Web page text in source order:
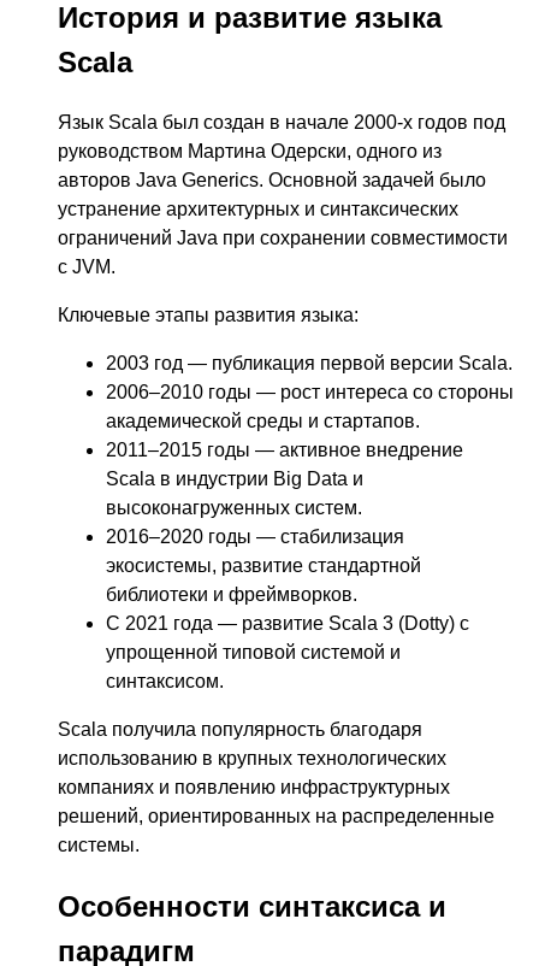
История и развитие языка
Scala
Язык Scala был создан в начале 2000-х годов под
руководством Мартина Одерски, одного из
авторов Java Generics. Основной задачей было
устранение архитектурных и синтаксических
ограничений Java при сохранении совместимости
с JVM.
Ключевые этапы развития языка:
2003 год — публикация первой версии Scala.
2006–2010 годы — рост интереса со стороны
академической среды и стартапов.
2011–2015 годы — активное внедрение
Scala в индустрии Big Data и
высоконагруженных систем.
2016–2020 годы — стабилизация
экосистемы, развитие стандартной
библиотеки и фреймворков.
С 2021 года — развитие Scala 3 (Dotty) с
упрощенной типовой системой и
синтаксисом.
Scala получила популярность благодаря
использованию в крупных технологических
компаниях и появлению инфраструктурных
решений, ориентированных на распределенные
системы.
Особенности синтаксиса и
парадигм